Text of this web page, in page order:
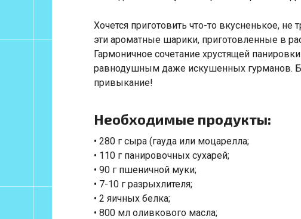
Хочется приготовить что-то вкусненькое,
эти ароматные шарики, приготовленные в
Гармоничное сочетание хрустящей
равнодушным даже искушенных гурманов.
привыкание!
Необходимые продукты:
• 280 г сыра (гауда или моцарелла;
• 110 г панировочных сухарей;
• 90 г пшеничной муки;
• 7-10 г разрыхлителя;
• 2 яичных белка;
• 800 мл оливкового масла;